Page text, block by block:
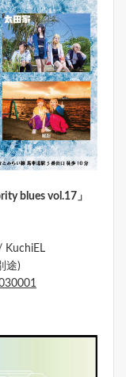
blues vol.17 」
途)